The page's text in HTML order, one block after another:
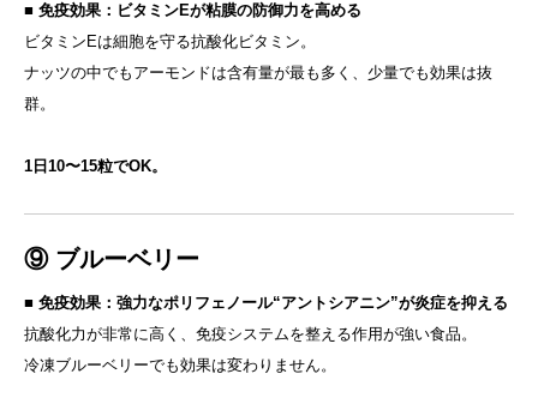
■ 免疫効果：ビタミンEが粘膜の防御力を高める
ビタミンEは細胞を守る抗酸化ビタミン。
ナッツの中でもアーモンドは含有量が最も多く、少量でも効果は抜
群。
1日10〜15粒でOK。
⑨ ブルーベリー
■ 免疫効果：強力なポリフェノール“アントシアニン”が炎症を抑える
抗酸化力が非常に高く、免疫システムを整える作用が強い食品。
冷凍ブルーベリーでも効果は変わりません。